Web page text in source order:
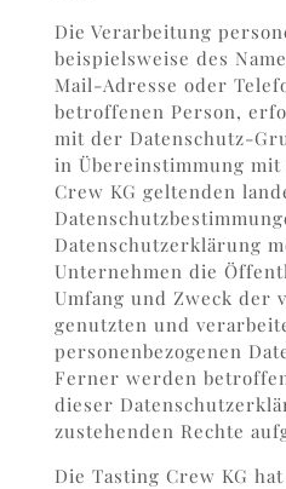
Die Verarbeitung
beispielsweise des
Mail-Adresse oder
betroffenen Person,
mit der Datenschutz-
in Übereinstimmung
Crew KG geltenden
Datenschutzerklärung
Unternehmen die
Umfang und Zweck der
genutzten und
personenbezogenen
Ferner werden
dieser
zustehenden Rechte
Die Tasting Crew KG